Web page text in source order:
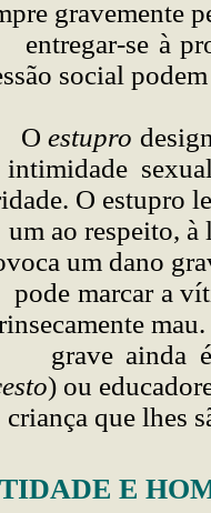
gravemente
entregar-se à
social
Oestupro
O estupro
um ao respeito,
um dano
pode marcar a
grave ainda
) ou
que lhes
E